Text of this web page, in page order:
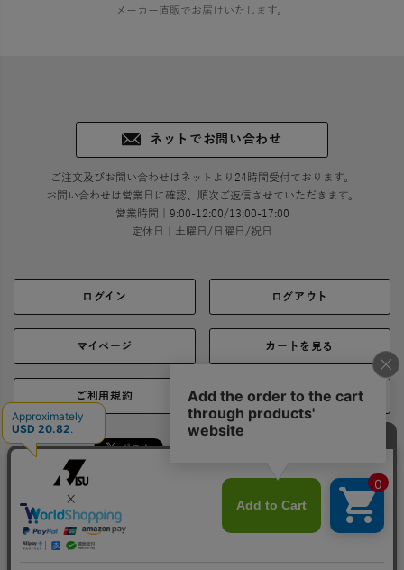
メーカー直販でお届けいたします。
ネットでお問い合わせ
ご注文及びお問い合わせはネットより24時間受付ております。
お問い合わせは営業日に確認、順次ご返信させていただきます。
営業時間｜9:00-12:00/13:00-17:00
定休日｜土曜日/日曜日/祝日
ログイン ログアウト
マイページ カートを見る
ご利用規約 ご利用ガイド
プライバシーポリシー